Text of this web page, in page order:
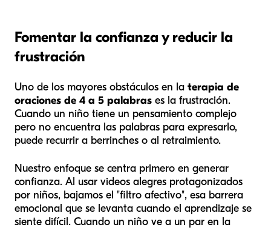
Fomentar la confianza y reducir la
frustración
Uno de los mayores obstáculos en la terapia de
oraciones de 4 a 5 palabras es la frustración.
Cuando un niño tiene un pensamiento complejo
pero no encuentra las palabras para expresarlo,
puede recurrir a berrinches o al retraimiento.
Nuestro enfoque se centra primero en generar
confianza. Al usar videos alegres protagonizados
por niños, bajamos el "filtro afectivo", esa barrera
emocional que se levanta cuando el aprendizaje se
siente difícil. Cuando un niño ve a un par en la